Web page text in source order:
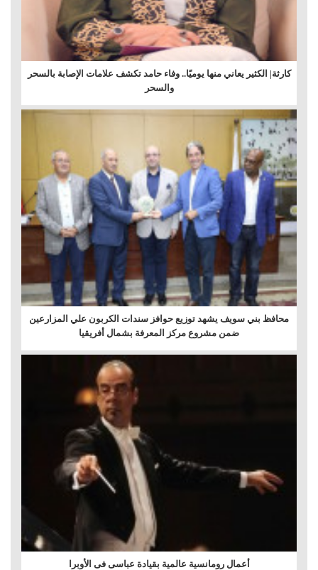
كارثة| الكثير يعاني منها يوميًا.. وفاء حامد تكشف علامات الإصابة بالسحر
والسحر
محافظ بني سويف يشهد توزيع حوافز سندات الكربون علي المزارعين
ضمن مشروع مركز المعرفة بشمال أفريقيا
أعمال رومانسية عالمية بقيادة عباسى فى الأوبرا